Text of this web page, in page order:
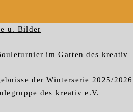
u. Bilder
im Garten des kreativ
der Winterserie 2025/2026
des kreativ e.V.